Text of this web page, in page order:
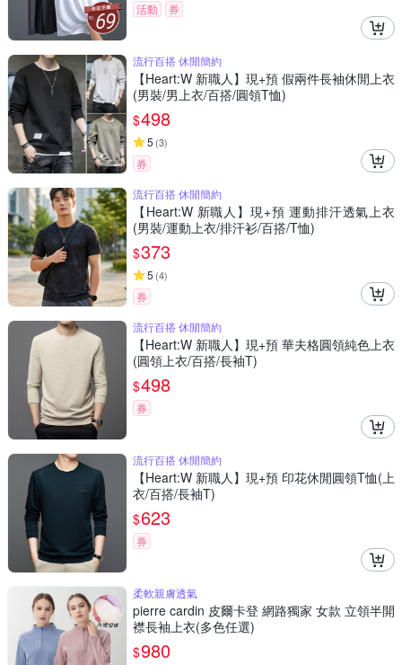
活動 券
流行百搭 休閒簡約
【Heart:W 新職人】現+預 假兩件長袖休閒上衣
(男裝/男上衣/百搭/圓領T恤)
$498
5 (3)
券
流行百搭 休閒簡約
【Heart:W 新職人】現+預 運動排汗透氣上衣
(男裝/運動上衣/排汗衫/百搭/T恤)
$373
5 (4)
券
流行百搭 休閒簡約
【Heart:W 新職人】現+預 華夫格圓領純色上衣
(圓領上衣/百搭/長袖T)
$498
券
流行百搭 休閒簡約
【Heart:W 新職人】現+預 印花休閒圓領T恤(上
衣/百搭/長袖T)
$623
券
柔軟親膚透氣
pierre cardin 皮爾卡登 網路獨家 女款 立領半開
襟長袖上衣(多色任選)
$980